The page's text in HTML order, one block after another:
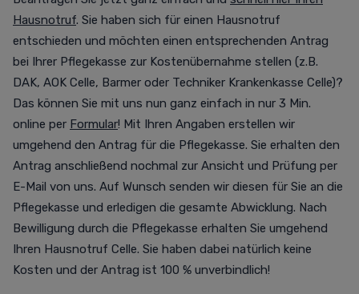
Hausnotruf. Sie haben sich für einen Hausnotruf
entschieden und möchten einen entsprechenden Antrag
bei Ihrer Pflegekasse zur Kostenübernahme stellen (z.B.
DAK, AOK Celle, Barmer oder Techniker Krankenkasse Celle)?
Das können Sie mit uns nun ganz einfach in nur 3 Min.
online per Formular! Mit Ihren Angaben erstellen wir
umgehend den Antrag für die Pflegekasse. Sie erhalten den
Antrag anschließend nochmal zur Ansicht und Prüfung per
E-Mail von uns. Auf Wunsch senden wir diesen für Sie an die
Pflegekasse und erledigen die gesamte Abwicklung. Nach
Bewilligung durch die Pflegekasse erhalten Sie umgehend
Ihren Hausnotruf Celle. Sie haben dabei natürlich keine
Kosten und der Antrag ist 100 % unverbindlich!